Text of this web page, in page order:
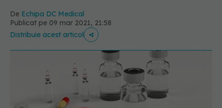
De Echipa DC Medical
Publicat pe 09 mar 2021, 21:58
Distribuie acest articol